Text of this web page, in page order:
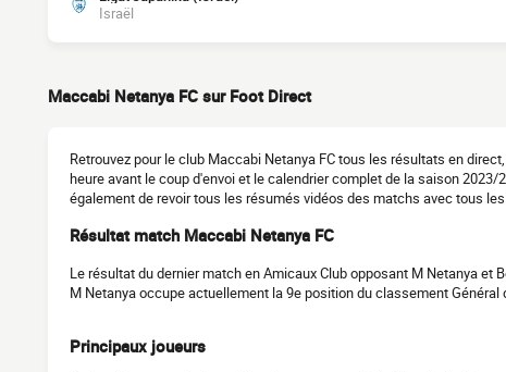
Israël
Maccabi Netanya FC sur Foot Direct
Retrouvez pour le club Maccabi Netanya FC tous les résultats en
heure avant le coup d'envoi et le calendrier complet de la saison
également de revoir tous les résumés vidéos des matchs avec tous
Résultat match Maccabi Netanya FC
Le résultat du dernier match en Amicaux Club opposant M Netanya et
M Netanya occupe actuellement la 9e position du classement
Principaux joueurs